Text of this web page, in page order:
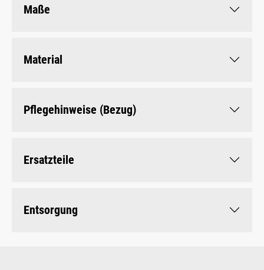
Maße
Material
Pflegehinweise (Bezug)
Ersatzteile
Entsorgung